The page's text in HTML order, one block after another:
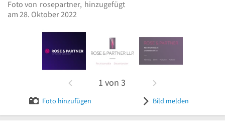
Bild melden
Foto von rosepartner, hinzugefügt
am 28. Oktober 2022
1 von 3
Foto hinzufügen Bild melden